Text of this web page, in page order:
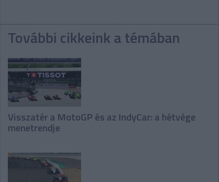
További cikkeink a témában
Visszatér a MotoGP és az IndyCar: a hétvége
menetrendje